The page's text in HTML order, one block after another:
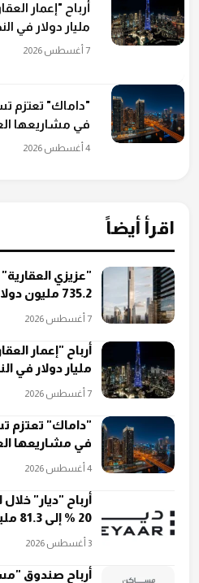
مليار دولار في
7 أغسطس 2026
في مشاريعها
4 أغسطس 2026
اقرأ أيضاً
735.2 مليون دولار في دبي خلال يوليو
7 أغسطس 2026
مليار دولار في
7 أغسطس 2026
في مشاريعها
4 أغسطس 2026
20 % إلى 81.3 مليون دولار
3 أغسطس 2026
أرباح صندوق